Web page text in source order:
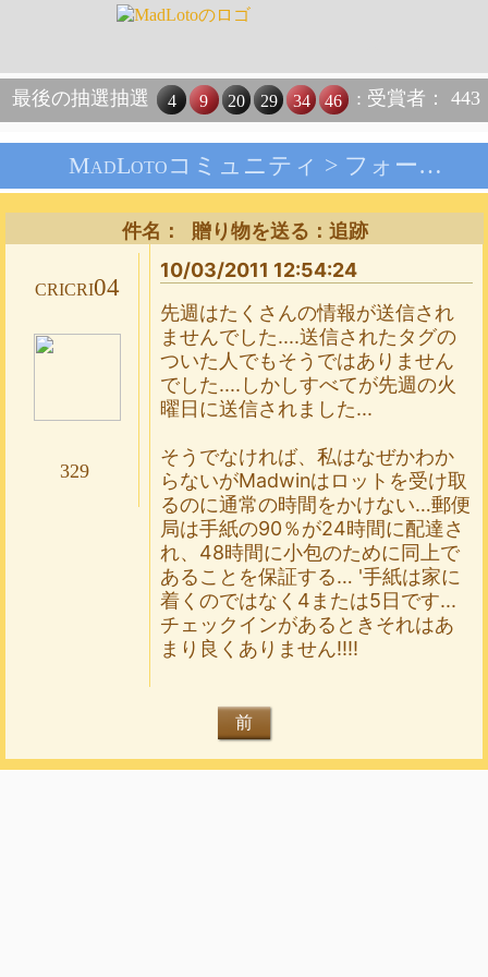
最後の抽選抽選 4 9 20 29 34 46 : 受賞者： 443
MadLotoコミュニティ > フォーラム
件名： 贈り物を送る：追跡
cricri04
329
10/03/2011 12:54:24
先週はたくさんの情報が送信され
ませんでした....送信されたタグの
ついた人でもそうではありません
でした....しかしすべてが先週の火
曜日に送信されました...
そうでなければ、私はなぜかわか
らないがMadwinはロットを受け取
るのに通常の時間をかけない…郵便
局は手紙の90％が24時間に配達さ
れ、48時間に小包のために同上で
あることを保証する… '手紙は家に
着くのではなく4または5日です...
チェックインがあるときそれはあ
まり良くありません!!!!
前